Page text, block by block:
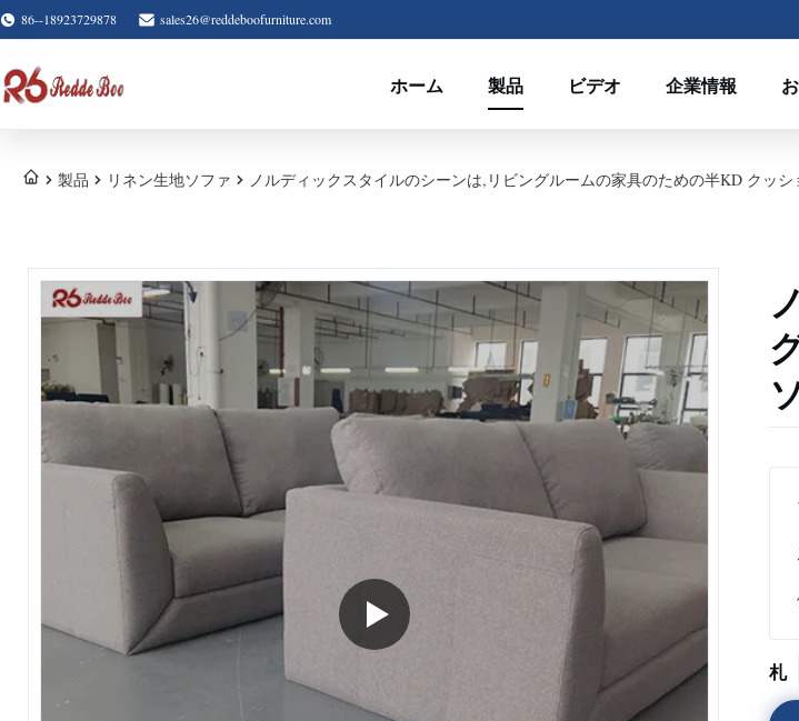
86--18923729878 sales26@reddeboofurniture.com
ホーム 製品 ビデオ 企業情報
製品 リネン生地ソファ ノルディックスタイルのシーンは,リビングルームの家具のための半KD クッシ
札